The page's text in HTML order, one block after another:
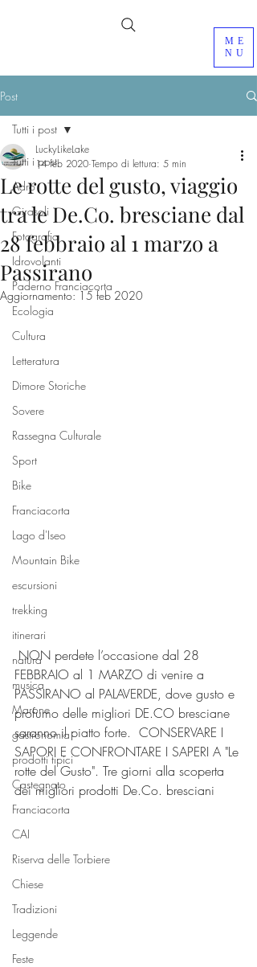
ME
NU
Post
Tutti i post
Adro
Girasoli
Fotografia
Idrovolanti
Paderno Franciacorta
Ecologia
Cultura
Letteratura
Dimore Storiche
Sovere
Rassegna Culturale
Sport
Bike
Franciacorta
Lago d'Iseo
Mountain Bike
escursioni
trekking
itinerari
natura
musica
Marone
gastronomia
prodotti tipici
Castegnato
Franciacorta
CAI
Riserva delle Torbiere
Chiese
Tradizioni
Leggende
Feste
Tutti i post
Le rotte del gusto, viaggio
tra le De.Co. bresciane dal
28 febbraio al 1 marzo a
Passirano
LuckyLikeLake
14 feb 2020 Tempo di lettura: 5 min
Aggiornamento:15 feb 2020
NON perdete l’occasione dal 28
FEBBRAIO al 1 MARZO di venire a
PASSIRANO al PALAVERDE, dove gusto e
profumo delle migliori DE.CO bresciane
saranno il piatto forte.  CONSERVARE I
SAPORI E CONFRONTARE I SAPERI A "Le
rotte del Gusto". Tre giorni alla scoperta
dei migliori prodotti De.Co. bresciani